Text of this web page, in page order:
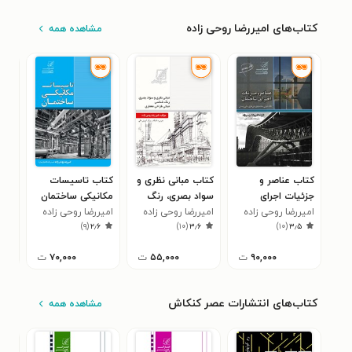
کتاب‌های امیررضا روحی زاده مشاهده همه
کتاب عناصر و
جزئیات اجرای
ساختمان
امیررضا روحی زاده
۳٫۵(۱۰)
۹۰,۰۰۰ ت
کتاب مبانی نظری و
سواد بصری، رنگ
شناسی، مبانی
طراحی معماری
امیررضا روحی زاده
۳٫۶(۱۰)
۵۵,۰۰۰ ت
کتاب تاسیسات
مکانیکی ساختمان
امیررضا روحی زاده
۲٫۶(۹)
۷۰,۰۰۰ ت
کتاب‌های انتشارات عصر کنکاش مشاهده همه